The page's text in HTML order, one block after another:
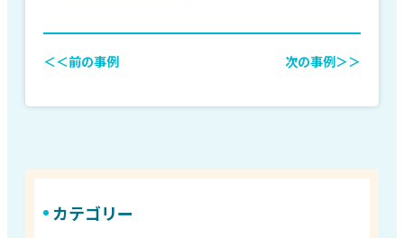
＜＜前の事例 次の事例＞＞
カテゴリー